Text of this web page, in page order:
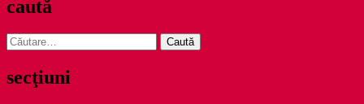
caută
Caută
după:
secţiuni